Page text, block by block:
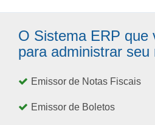
O Sistema ERP que
para administrar seu
Emissor de Notas Fiscais
Emissor de Boletos